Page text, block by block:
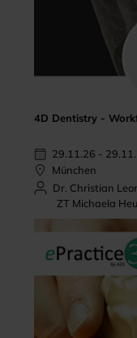
4D Dentistry -
29.11.26 -
München
Dr. Christian
ZT Michaela